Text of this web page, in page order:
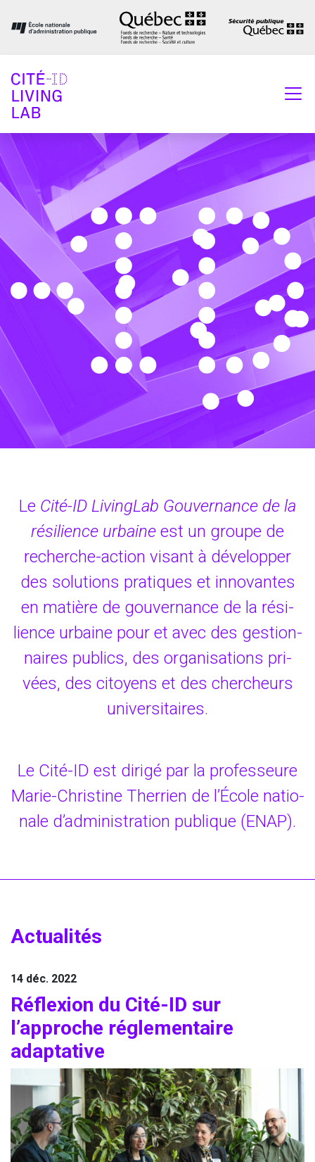
Le Cité-ID Livin­gLab Gou­ver­nance de la
rési­lience urbaine est un groupe de
recherche-action visant à déve­lop­per
des solu­tions pra­tiques et inno­vantes
en matière de gou­ver­nance de la rési­
lience urbaine pour et avec des gestion­
naires publics, des orga­ni­sa­tions pri­
vées, des citoyens et des cher­cheurs
universitaires.
Le Cité-ID est diri­gé par la pro­fes­seure
Marie-Chris­­tine Ther­rien de l’École natio­
nale d’administration publique (ENAP).
Actualités
14 déc. 2022
Réflexion du Cité-ID sur
l’approche régle­men­taire
adaptative